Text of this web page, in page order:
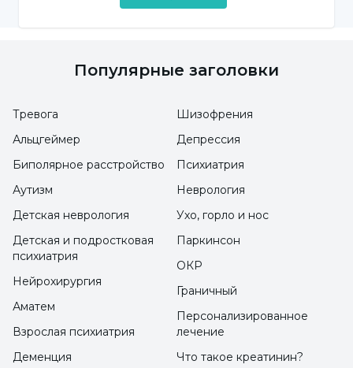
и повышенной угревой сыпью. Симптомы
Аномальное увеличение веса
Выпадение волос
Рост волос по мужскому типу
Высыпания акне
Жирная кожа
Нерегулярные менструации
Потемнение кожи
Популярные заголовки
Тревога
Альцгеймер
Биполярное расстройство
Аутизм
Детская неврология
Шизофрения
Депрессия
Психиатрия
Неврология
Ухо, горло и нос
Детская и подростковая
психиатрия
Нейрохирургия
Аматем
Взрослая психиатрия
Деменция
Паркинсон
ОКР
Граничный
Персонализированное
лечение
Что такое креатинин?